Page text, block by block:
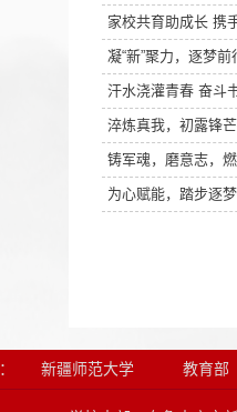
家校共育助成长 携
凝“新”聚力，逐梦
汗水浇灌青春 奋斗
淬炼真我，初露锋
铸军魂，磨意志，
为心赋能，踏步逐
新疆师范大学 教育部